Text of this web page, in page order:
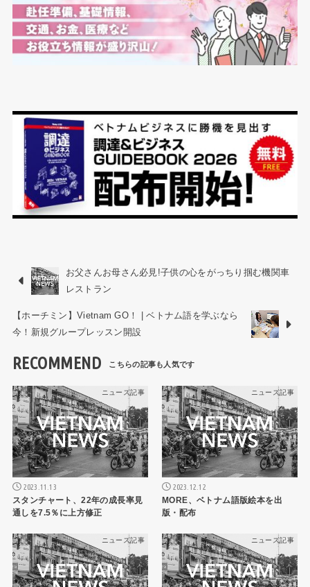
お父さんお母さん必見!子供の心をがっちり掴む機関車
レストラン
【ホーチミン】Vietnam GO！ | ベトナム語を学ぶなら
今！新規グループレッスン開設
RECOMMEND
ニュース記事
2023.11.13
スタンチャート、22年の成長率見
通しを7.5％に上方修正
ニュース記事
2023.12.12
MORE、ベトナム語版絵本を出
版・配布
ニュース記事 ニュース記事